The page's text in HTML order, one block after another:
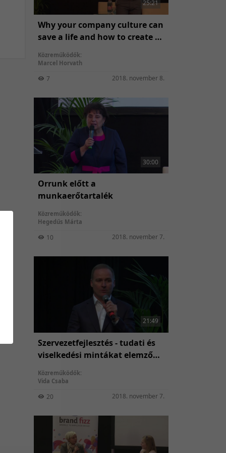
25:21
Why your company culture can
save a life and how to create a
Közreműködők:
Marcel Horvath
7 2018. november 8.
30:00
Orrunk előtt a
munkaerőtartalék
Közreműködők:
Hegedűs Márta
10 2018. november 7.
21:49
Szervezetfejlesztés - tudati és
viselkedési mintákat elemző
Közreműködők:
Vida Csaba
20 2018. november 7.